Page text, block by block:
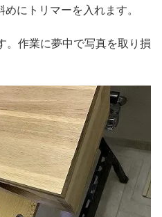
にトリマーを入れます。
。作業に夢中で写真を取り損